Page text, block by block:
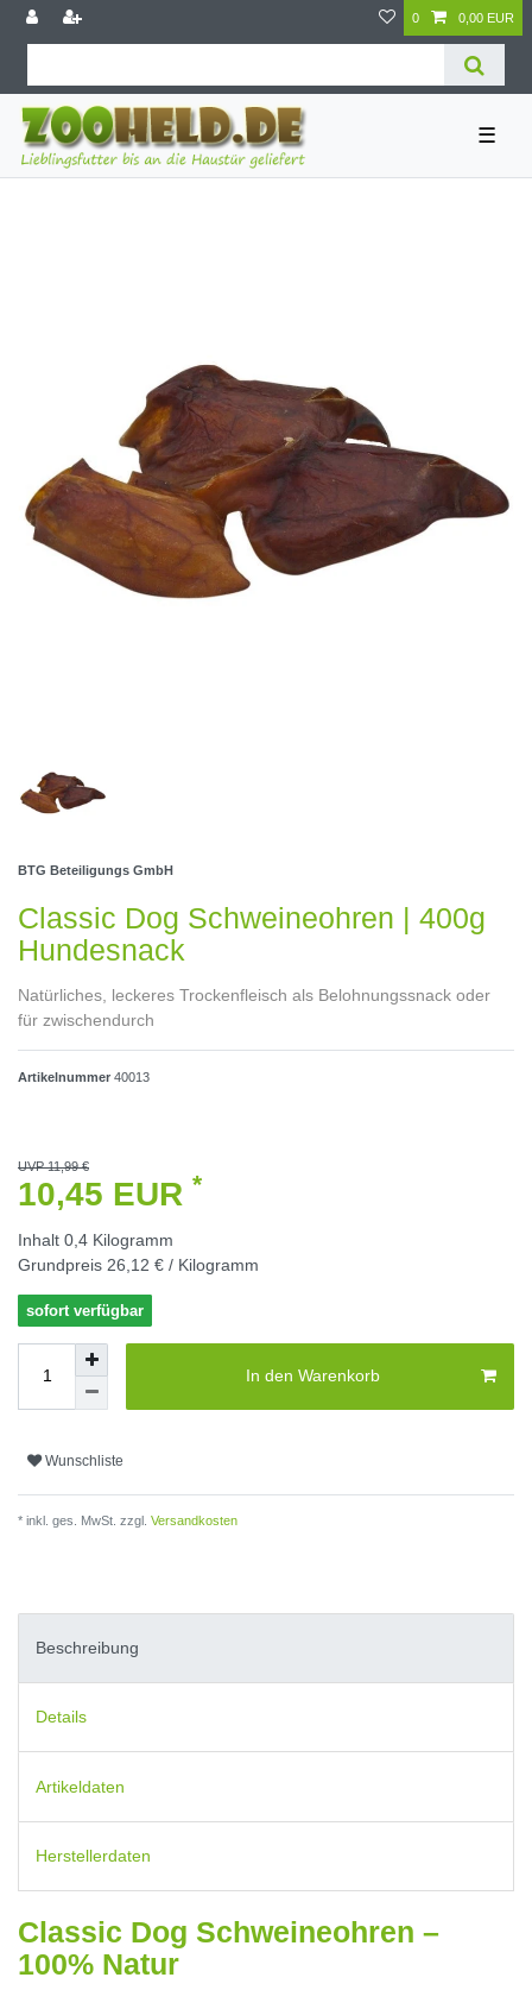
0 0,00 EUR
☰
BTG Beteiligungs GmbH
Classic Dog Schweineohren | 400g
Hundesnack
Natürliches, leckeres Trockenfleisch als Belohnungssnack oder
für zwischendurch
Artikelnummer 40013
UVP 11,99 €
10,45 EUR *
Inhalt 0,4 Kilogramm
Grundpreis 26,12 € / Kilogramm
sofort verfügbar
In den Warenkorb
Wunschliste
* inkl. ges. MwSt. zzgl. Versandkosten
Beschreibung
Details
Artikeldaten
Herstellerdaten
Classic Dog Schweineohren –
100% Natur